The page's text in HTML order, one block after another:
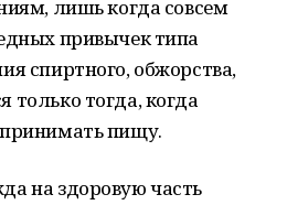
лишь когда совсем
привычек типа
спиртного, обжорства,
только тогда, когда
принимать пищу.
на здоровую часть